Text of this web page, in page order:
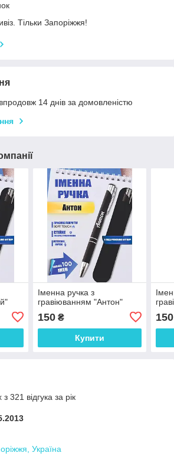
Тільки Запоріжжя!
14 днів за домовленістю
Іменна ручка з
гравіюванням "Антон"
150₴
Купити
150
321 відгука за рік
Україна